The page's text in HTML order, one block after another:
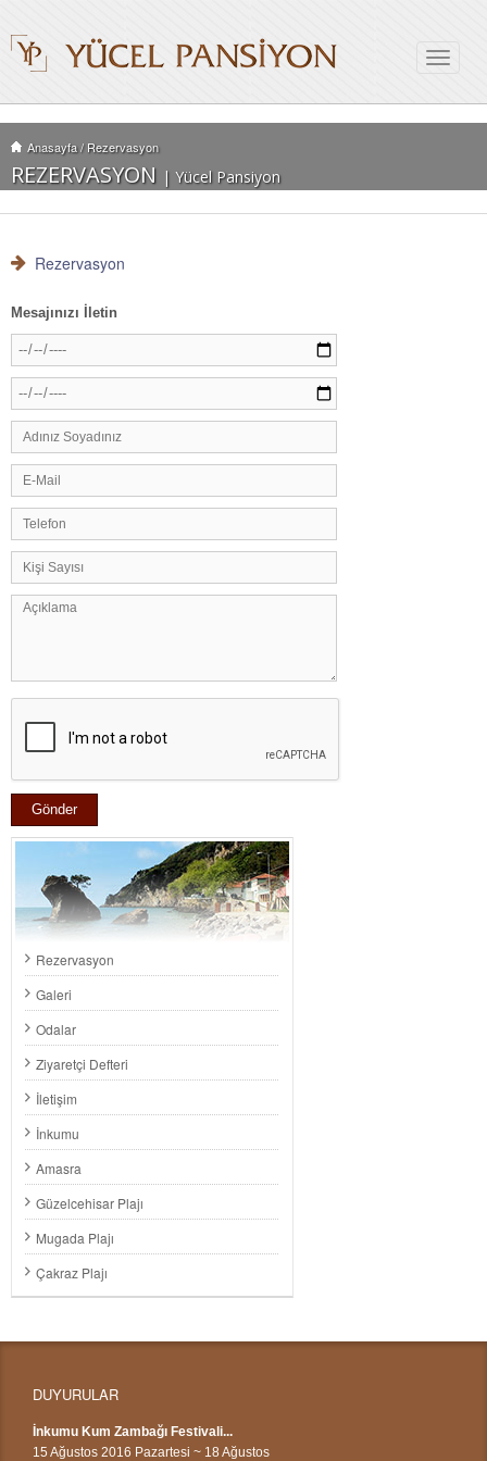
Toggle
Anasayfa/Rezervasyon
REZERVASYON | Yücel Pansiyon
Rezervasyon
Mesajınızı İletin
Rezervasyon
Galeri
Odalar
Ziyaretçi Defteri
İletişim
İnkumu
Amasra
Güzelcehisar Plajı
Mugada Plajı
Çakraz Plajı
DUYURULAR
İnkumu Kum Zambağı Festivali...
15 Ağustos 2016 Pazartesi ~ 18 Ağustos